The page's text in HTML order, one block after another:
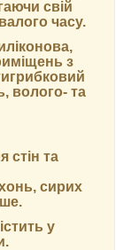
свій
часу.
з
волого- та
стін та
сирих
у